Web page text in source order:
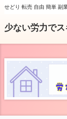
せどり 転売 自由 簡単 副
少ない労力で